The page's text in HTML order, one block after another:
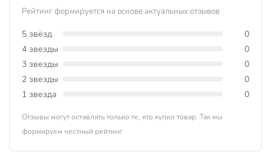
Рейтинг формируется на основе актуальных отзывов
5 звёзд
0
4 звезды
0
3 звезды
0
2 звезды
0
1 звезда
0
Отзывы могут оставлять только те, кто купил товар. Так мы
формируем честный рейтинг.